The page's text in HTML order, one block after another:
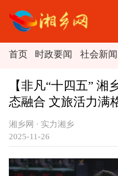
首页 时政要闻 社会新闻
【非凡“十四五” 湘
态融合 文旅活力满
湘乡网 · 实力湘乡
2025-11-26